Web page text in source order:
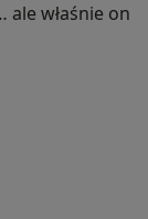
właśnie on